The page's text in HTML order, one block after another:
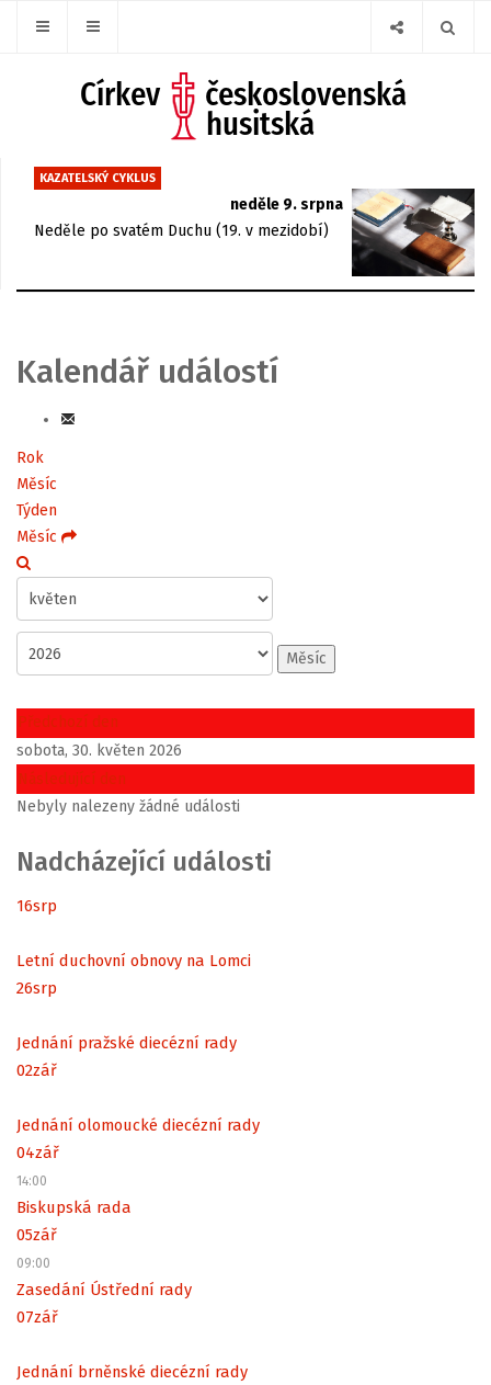
KAZATELSKÝ CYKLUS
neděle 9. srpna
Neděle po svatém Duchu (19. v mezidobí)
Kalendář událostí
Rok
Měsíc
Týden
Měsíc
Měsíc
Předchozí den
sobota, 30. květen 2026
Následující den
Nebyly nalezeny žádné události
Nadcházející události
16srp
Letní duchovní obnovy na Lomci
26srp
Jednání pražské diecézní rady
02zář
Jednání olomoucké diecézní rady
04zář
14:00
Biskupská rada
05zář
09:00
Zasedání Ústřední rady
07zář
Jednání brněnské diecézní rady